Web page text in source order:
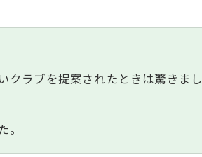
クラブを提案されたときは驚きまし